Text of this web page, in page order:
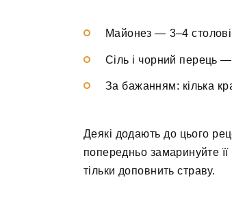
Майонез — 3–4
Сіль і чорний перець
За бажанням: кілька
Деякі додають до цього
попередньо замаринуйте
тільки доповнить страву.